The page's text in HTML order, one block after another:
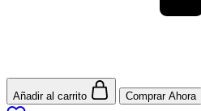
Añadir al carrito Comprar Ahora